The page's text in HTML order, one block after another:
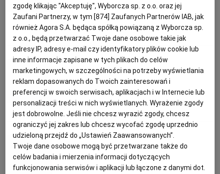
RYBY
PRZEKĄSKI
DOMOWE PRZETWORY
SOST, DIPY I INNE DODATKI
KUCHNIA AMERYKAŃSKA
KUCHNIA POLSKA
KUCHNIA MEKSYKAŃSKA
KUCHNIA INDYJSKA
KUCHNIA HISZPAŃSKA
KUCHNIA NIEMIECKA
CZĘSTOCHOWA
ELBLĄG
GLIWICE
GORZÓW WIELKOPOLSKI
KALISZ
KATOWICE
WOLNA SOBOTA
ALE HISTORIA
WYBORCZA TV I VOD
TYLKO ZDROWIE
KSIĄŻKI. MAGAZYN DO CZYTANIA
NASZA EUROPA
WYBORCZA.BIZ
WYSOKIE OBCASY
BIQDATA
JUTRONAUCI
ARCHIWUM
INNE SERWISY
rabarbarem
CIASTO PRZEPISY KULINARNE RABARBAR SERNIK
Anna Gaik
Rabarbar
DESERY JAK TO JEŚĆ NOWALIJKI PORADY
Magazyn Kuchnia
Owsianka na słodko i na słono
zgodę klikając "Akceptuję", Wyborcza sp. z o.o. oraz jej
Zaufani Partnerzy, w tym [874] Zaufanych Partnerów IAB, jak
również Agora S.A. będąca spółką powiązaną z Wyborcza sp.
z o.o., będą przetwarzać Twoje dane osobowe takie jak
adresy IP, adresy e-mail czy identyfikatory plików cookie lub
inne informacje zapisane w tych plikach do celów
marketingowych, w szczególności na potrzeby wyświetlania
reklam dopasowanych do Twoich zainteresowań i
preferencji w swoich serwisach, aplikacjach i w Internecie lub
personalizacji treści w nich wyświetlanych. Wyrażenie zgody
jest dobrowolne. Jeśli nie chcesz wyrazić zgody, chcesz
ograniczyć jej zakres lub chcesz wycofać zgodę uprzednio
udzieloną przejdź do „Ustawień Zaawansowanych”.
Twoje dane osobowe mogą być przetwarzane także do
celów badania i mierzenia informacji dotyczących
funkcjonowania serwisów i aplikacji lub łączone z danymi dot.